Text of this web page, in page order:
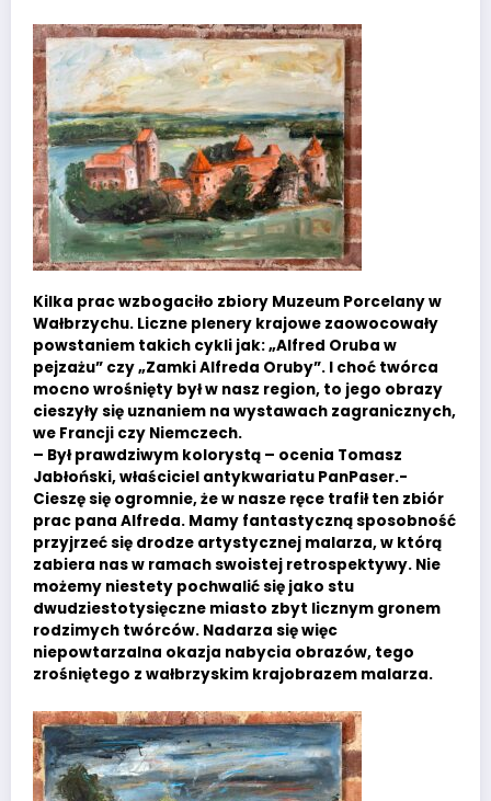
Kilka prac wzbogaciło zbiory Muzeum Porcelany w
Wałbrzychu. Liczne plenery krajowe zaowocowały
powstaniem takich cykli jak: „Alfred Oruba w
pejzażu” czy „Zamki Alfreda Oruby”. I choć twórca
mocno wrośnięty był w nasz region, to jego obrazy
cieszyły się uznaniem na wystawach zagranicznych,
we Francji czy Niemczech.
– Był prawdziwym kolorystą – ocenia Tomasz
Jabłoński, właściciel antykwariatu PanPaser.-
Cieszę się ogromnie, że w nasze ręce trafił ten zbiór
prac pana Alfreda. Mamy fantastyczną sposobność
przyjrzeć się drodze artystycznej malarza, w którą
zabiera nas w ramach swoistej retrospektywy. Nie
możemy niestety pochwalić się jako stu
dwudziestotysięczne miasto zbyt licznym gronem
rodzimych twórców. Nadarza się więc
niepowtarzalna okazja nabycia obrazów, tego
zrośniętego z wałbrzyskim krajobrazem malarza.